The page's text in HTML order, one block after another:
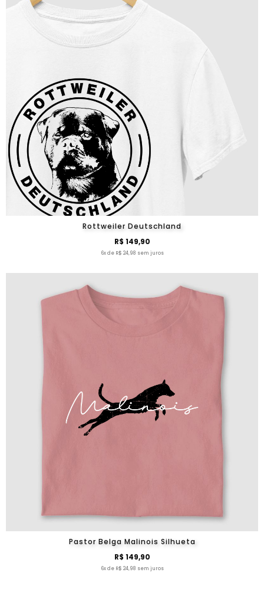
Rottweiler Deutschland
R$ 149,90
6x de R$ 24,98 sem juros
Pastor Belga Malinois Silhueta
R$ 149,90
6x de R$ 24,98 sem juros